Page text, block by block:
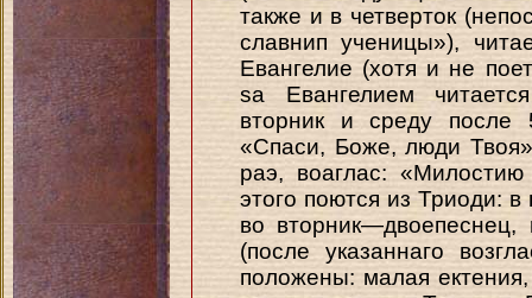
также и в четверток
славнип ученицы»),
Евангелие (хотя и не
sa Евангелием
вторник и среду после
«Спаси, Боже, люди
раэ, воаглас:
этого поются из Триоди:
во
(после указаннаго
положены: малая